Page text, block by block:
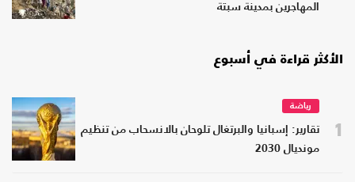
المهاجرين بمدينة سبتة
الأكثر قراءة في أسبوع
1
رياضة
تقارير: إسبانيا والبرتغال تلوحان بالانسحاب من تنظيم
مونديال 2030